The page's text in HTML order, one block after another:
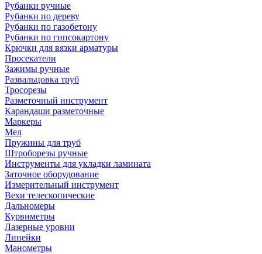
Рубанки ручные
Рубанки по дереву
Рубанки по газобетону
Рубанки по гипсокартону
Крючки для вязки арматуры
Просекатели
Зажимы ручные
Развальцовка труб
Тросорезы
Разметочный инструмент
Карандаши разметочные
Маркеры
Мел
Пружины для труб
Штроборезы ручные
Инструменты для укладки ламината
Заточное оборудование
Измерительный инструмент
Вехи телескопические
Дальномеры
Курвиметры
Лазерные уровни
Линейки
Манометры